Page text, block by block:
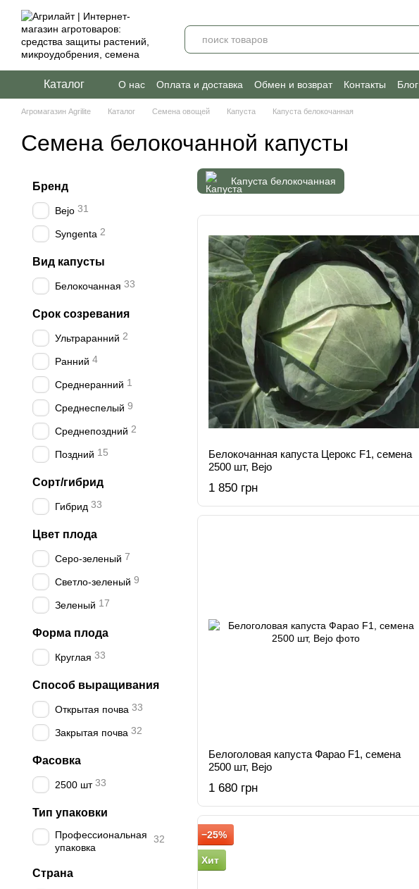
Перейти к основному контенту
Каталог О нас Оплата и доставка Обмен и возврат Контакты Блог
Агромагазин Agrilite Каталог Семена овощей Капуста Капуста белокочанная
Семена белокочанной капусты
Капуста белокочанная
Белокочанная капуста Церокс F1, семена
2500 шт, Bejo
1 850 грн
Белоголовая капуста Фарао F1, семена
2500 шт, Bejo
1 680 грн
−25%
Хит
Бренд
Bejo 31
Syngenta 2
Вид капусты
Белокочанная 33
Срок созревания
Ультраранний 2
Ранний 4
Среднеранний 1
Среднеспелый 9
Среднепоздний 2
Поздний 15
Сорт/гибрид
Гибрид 33
Цвет плода
Серо-зеленый 7
Светло-зеленый 9
Зеленый 17
Форма плода
Круглая 33
Способ выращивания
Открытая почва 33
Закрытая почва 32
Фасовка
2500 шт 33
Тип упаковки
Профессиональная
упаковка
32
Страна